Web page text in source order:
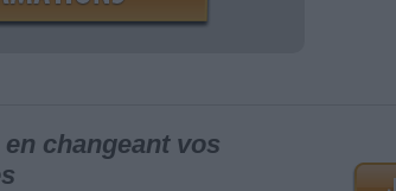
changeant vos